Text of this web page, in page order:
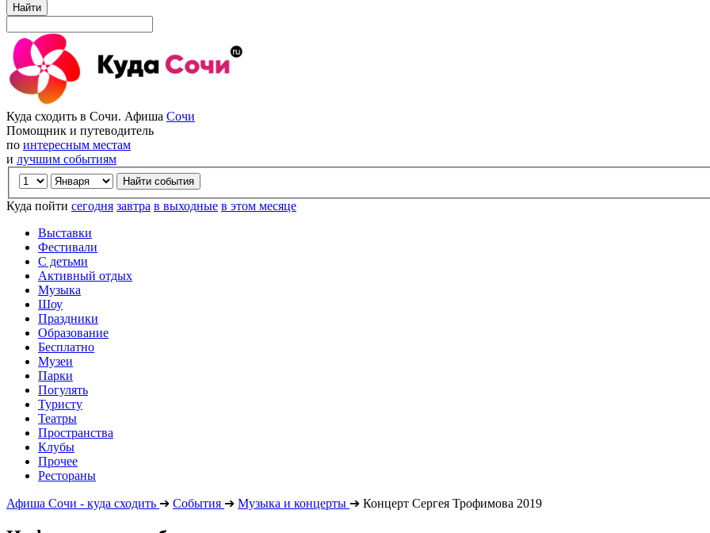
Найти
Куда сходить в Сочи. Афиша Сочи
Помощник и путеводитель
по интересным местам
и лучшим событиям
Куда пойти сегодня завтра в выходные в этом месяце
Выставки
Фестивали
С детьми
Активный отдых
Музыка
Шоу
Праздники
Образование
Бесплатно
Музеи
Парки
Погулять
Туристу
Театры
Пространства
Клубы
Прочее
Рестораны
Афиша Сочи - куда сходить ➔ События ➔ Музыка и концерты ➔ Концерт Сергея Трофимова 2019